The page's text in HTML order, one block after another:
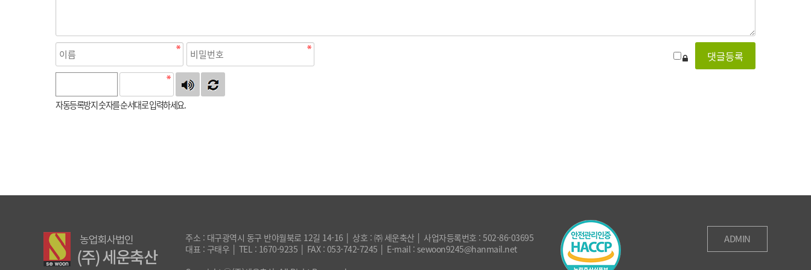
자동등록방지 숫자를 순서대로 입력하세요.
주소 : 대구광역시 동구 반야월북로 12길 14-16 │ 상호 : ㈜ 세운축산 │ 사업자등록번호 : 502-86-03695
대표 : 구태우 │ TEL : 1670-9235 │ FAX : 053-742-7245 │ E-mail : sewoon9245@hanmail.net
ADMIN